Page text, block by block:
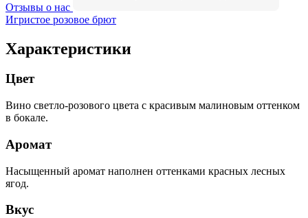
Отзывы о нас
Игристое розовое брют
Характеристики
Цвет
Вино светло-розового цвета с красивым малиновым оттенком
в бокале.
Аромат
Насыщенный аромат наполнен оттенками красных лесных
ягод.
Вкус